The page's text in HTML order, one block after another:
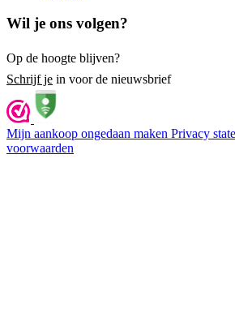
Wil je ons volgen?
Op de hoogte blijven?
Schrijf je in voor de nieuwsbrief
Mijn aankoop ongedaan maken Privacy
voorwaarden